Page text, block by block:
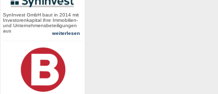
SynInvest GmbH baut in 2014 mit
Investorenkapital ihre Immobilien-
und Unternehmensbeteiligungen
aus
weiterlesen